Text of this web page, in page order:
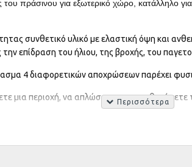
πράσινου για εξωτερικό χώρο, κατάλληλο
συνθετικό υλικό με ελαστική όψη και
επίδραση του ήλιου, της βροχής, του
4 διαφορετικών αποχρώσεων παρέχει
μια περιοχή, να απλώσετε, να